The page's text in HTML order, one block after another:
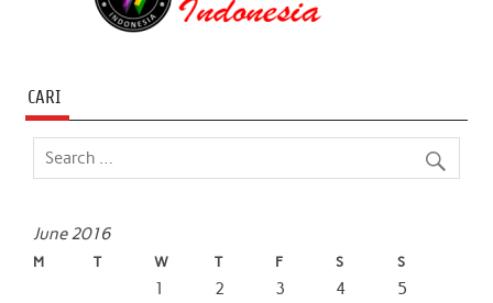
CARI
June 2016
M T W T F S S
1 2 3 4
5